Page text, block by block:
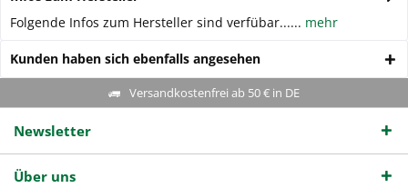
Folgende Infos zum Hersteller sind verfübar...... mehr
Kunden haben sich ebenfalls angesehen
Versandkostenfrei ab 50 € in DE
Newsletter
Über uns